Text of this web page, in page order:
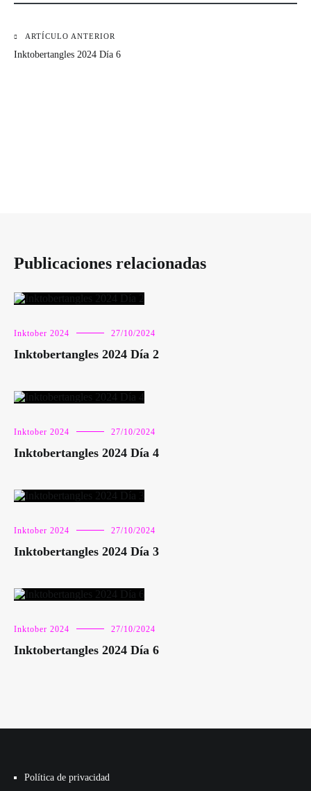
ARTÍCULO ANTERIOR
Inktobertangles 2024 Día 6
Publicaciones relacionadas
Inktober 2024 27/10/2024
Inktobertangles 2024 Día 2
Inktober 2024 27/10/2024
Inktobertangles 2024 Día 4
Inktober 2024 27/10/2024
Inktobertangles 2024 Día 3
Inktober 2024 27/10/2024
Inktobertangles 2024 Día 6
Política de privacidad